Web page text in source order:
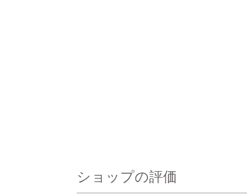
ショップの評価